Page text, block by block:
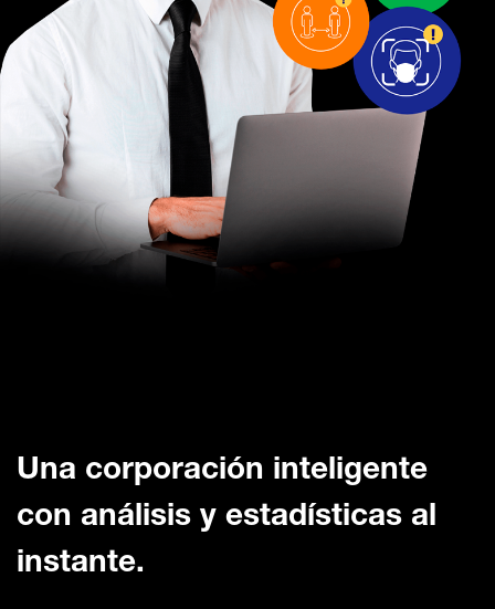
Una corporación inteligente
con análisis y estadísticas al
instante.